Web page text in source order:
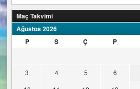
Maç Takvimi
Ağustos 2026
P
S Ç P
3
4 5 6